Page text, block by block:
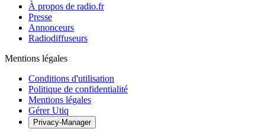
À propos de radio.fr
Presse
Annonceurs
Radiodiffuseurs
Mentions légales
Conditions d'utilisation
Politique de confidentialité
Mentions légales
Gérer Utiq
Privacy-Manager